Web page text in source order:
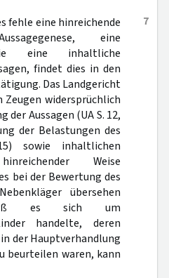
7
fehle eine hinreichende
eine
eine inhaltliche
findet dies in den
Das Landgericht
widersprüchlich
Aussagen (UA S. 12,
der Belastungen des
sowie inhaltlichen
Weise
bei der Bewertung des
übersehen
es sich um
handelte, deren
der Hauptverhandlung
beurteilen waren, kann